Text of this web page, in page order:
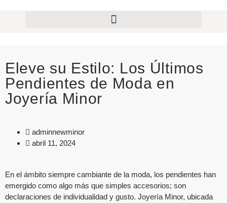
Eleve su Estilo: Los Últimos
Pendientes de Moda en
Joyería Minor
adminnewminor
abril 11, 2024
En el ámbito siempre cambiante de la moda, los pendientes han
emergido como algo más que simples accesorios; son
declaraciones de individualidad y gusto. Joyería Minor, ubicada